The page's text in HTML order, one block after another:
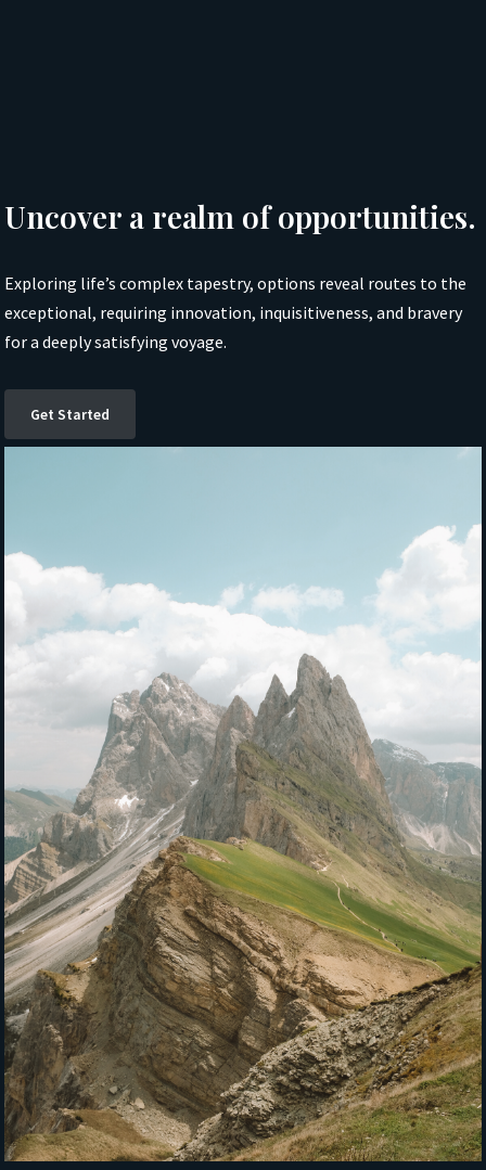
Uncover a realm of opportunities.
Exploring life’s complex tapestry, options reveal routes to the
exceptional, requiring innovation, inquisitiveness, and bravery
for a deeply satisfying voyage.
Get Started